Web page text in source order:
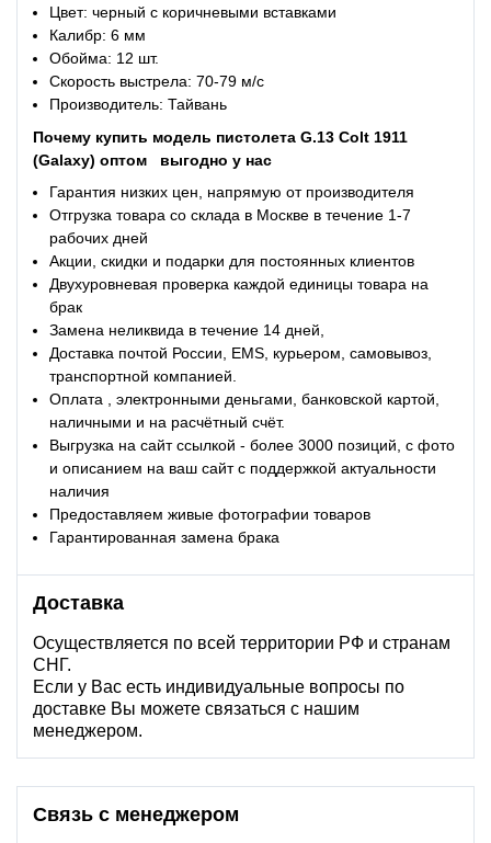
Цвет: черный с коричневыми вставками
Калибр: 6 мм
Обойма: 12 шт.
Скорость выстрела: 70-79 м/с
Производитель: Тайвань
Почему купить модель пистолета G.13 Colt 1911
(Galaxy) оптом
выгодно у нас
Гарантия низких цен, напрямую от производителя
Отгрузка товара со склада в Москве в течение 1-7
рабочих дней
Акции, скидки и подарки для постоянных клиентов
Двухуровневая проверка каждой единицы товара на
брак
Замена неликвида в течение 14 дней,
Доставка почтой России, EMS, курьером, самовывоз,
транспортной компанией.
Оплата , электронными деньгами, банковской картой,
наличными и на расчётный счёт.
Выгрузка на сайт ссылкой - более 3000 позиций, с фото
и описанием на ваш сайт с поддержкой актуальности
наличия
Предоставляем живые фотографии товаров
Гарантированная замена брака
Доставка
Осуществляется по всей территории РФ и странам
СНГ.
Если у Вас есть индивидуальные вопросы по
доставке Вы можете связаться с нашим
менеджером.
Связь с менеджером